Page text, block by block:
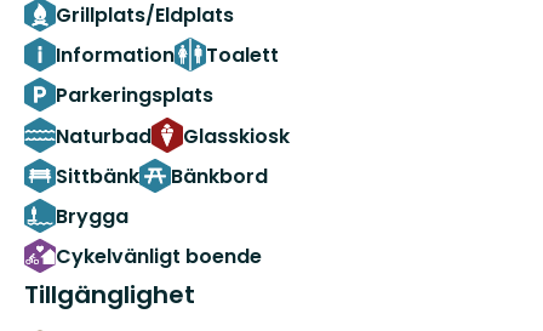
Grillplats/Eldplats
Information
Toalett
Parkeringsplats
Naturbad
Glasskiosk
Sittbänk
Bänkbord
Brygga
Cykelvänligt boende
Tillgänglighet